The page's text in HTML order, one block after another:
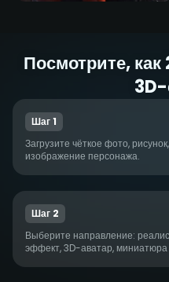
Посмотрите,
Шаг 1
Загрузите чёткое фото,
изображение персонажа.
Шаг 2
Выберите направление:
эффект, 3D-аватар,